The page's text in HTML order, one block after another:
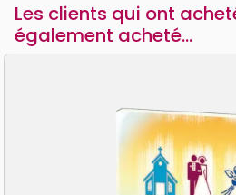
Les clients qui ont
également acheté...